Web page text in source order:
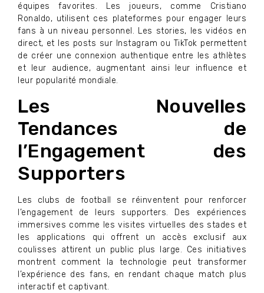
équipes favorites. Les joueurs, comme Cristiano
Ronaldo, utilisent ces plateformes pour engager leurs
fans à un niveau personnel. Les stories, les vidéos en
direct, et les posts sur Instagram ou TikTok permettent
de créer une connexion authentique entre les athlètes
et leur audience, augmentant ainsi leur influence et
leur popularité mondiale.
Les Nouvelles
Tendances de
l’Engagement des
Supporters
Les clubs de football se réinventent pour renforcer
l’engagement de leurs supporters. Des expériences
immersives comme les visites virtuelles des stades et
les applications qui offrent un accès exclusif aux
coulisses attirent un public plus large. Ces initiatives
montrent comment la technologie peut transformer
l’expérience des fans, en rendant chaque match plus
interactif et captivant.